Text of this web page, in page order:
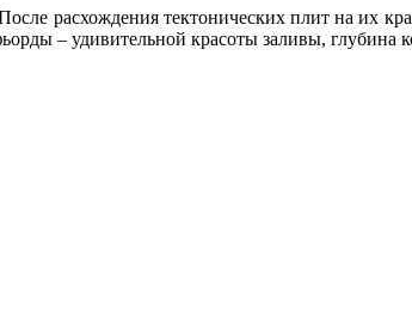
расхождения тектонических плит на их
– удивительной красоты заливы, глубина